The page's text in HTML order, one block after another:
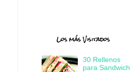
Los más Visitados
30 Rellenos
para Sandwich